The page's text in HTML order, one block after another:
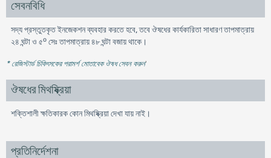
সেবনবিধি
সদ্য প্রস্তুতকৃত ইনজেকশন ব্যবহার করতে হবে, তবে ঔষধের কার্যকারিতা সাধারণ তাপমাত্রায়
২৪ ঘন্টা ও ৫oসেঃ তাপমাত্রায় ৪৮ ঘন্টা বজায় থাকে।
* রেজিস্টার্ড চিকিৎসকের পরামর্শ মোতাবেক ঔষধ সেবন করুন'
ঔষধের মিথষ্ক্রিয়া
শক্তিশালী ক্ষতিকারক কোন মিথষ্ক্রিয়া দেখা যায় নাই।
প্রতিনির্দেশনা